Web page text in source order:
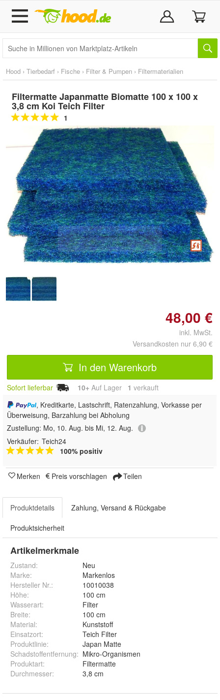
Hood › Tierbedarf › Fische › Filter & Pumpen › Filtermaterialien
Filtermatte Japanmatte Biomatte 100 x 100 x
3,8 cm Koi Teich Filter
1
Doppelt antippen zum
vergrößern
48,00 €
inkl. MwSt.
Versandkosten nur 6,90 €
In den Warenkorb
Sofort lieferbar 10+ Auf Lager 1 verkauft
, Kreditkarte, Lastschrift, Ratenzahlung, Vorkasse per
Überweisung, Barzahlung bei Abholung
Zustellung: Mo, 10. Aug. bis Mi, 12. Aug.
Verkäufer: Teich24
100% positiv
Merken Preis vorschlagen Teilen
Produktdetails Zahlung, Versand & Rückgabe
Produktsicherheit
Artikelmerkmale
Zustand:
Neu
Marke:
Markenlos
Hersteller Nr.:
10010038
Höhe:
100 cm
Wasserart:
Filter
Breite:
100 cm
Material:
Kunststoff
Einsatzort:
Teich Filter
Produktlinie:
Japan Matte
Schadstoffentfernung: Mikro-Organismen
Produktart:
Filtermatte
Durchmesser: 3,8 cm